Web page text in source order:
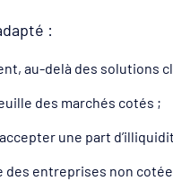
:
au-delà des solutions
des marchés cotés ;
une part
entreprises non